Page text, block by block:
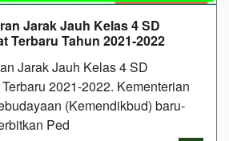
Jarak Jauh Kelas 4 SD
Terbaru Tahun 2021-2022
Jarak Jauh Kelas 4 SD
2021-2022. Kementerian
(Kemendikbud) baru-
Ped